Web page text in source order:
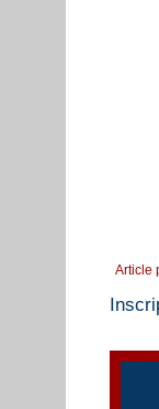
Article